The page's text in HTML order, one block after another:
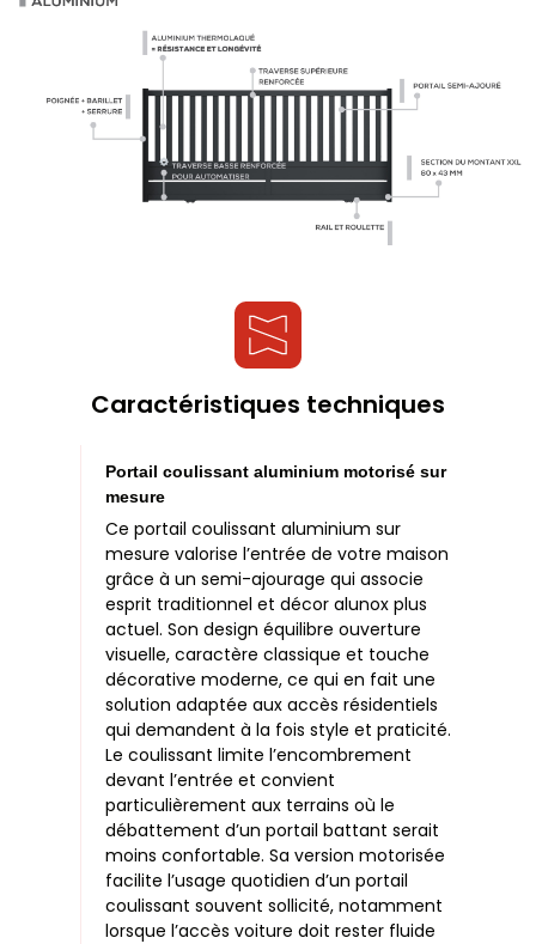
Caractéristiques techniques
Portail coulissant aluminium motorisé sur
mesure
Ce portail coulissant aluminium sur
mesure valorise l’entrée de votre maison
grâce à un semi-ajourage qui associe
esprit traditionnel et décor alunox plus
actuel. Son design équilibre ouverture
visuelle, caractère classique et touche
décorative moderne, ce qui en fait une
solution adaptée aux accès résidentiels
qui demandent à la fois style et praticité.
Le coulissant limite l’encombrement
devant l’entrée et convient
particulièrement aux terrains où le
débattement d’un portail battant serait
moins confortable. Sa version motorisée
facilite l’usage quotidien d’un portail
coulissant souvent sollicité, notamment
lorsque l’accès voiture doit rester fluide